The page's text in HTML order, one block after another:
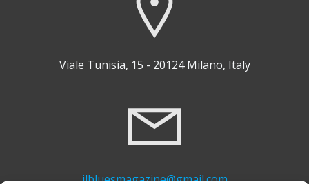
Viale Tunisia, 15 - 20124 Milano, Italy
ilbluesmagazine@gmail.com